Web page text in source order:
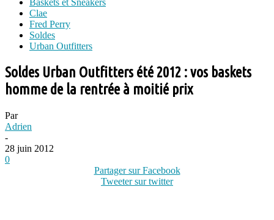
Baskets et Sneakers
Clae
Fred Perry
Soldes
Urban Outfitters
Soldes Urban Outfitters été 2012 : vos baskets
homme de la rentrée à moitié prix
Par
Adrien
-
28 juin 2012
0
Partager sur Facebook
Tweeter sur twitter